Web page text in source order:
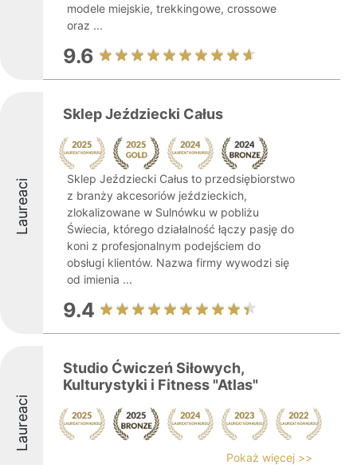
modele miejskie, trekkingowe, crossowe
oraz ...
9.6
Laureaci
Sklep Jeździecki Całus
Sklep Jeździecki Całus to przedsiębiorstwo
z branży akcesoriów jeździeckich,
zlokalizowane w Sulnówku w pobliżu
Świecia, którego działalność łączy pasję do
koni z profesjonalnym podejściem do
obsługi klientów. Nazwa firmy wywodzi się
od imienia ...
9.4
Laureaci
Studio Ćwiczeń Siłowych,
Kulturystyki i Fitness "Atlas"
Pokaż więcej >>